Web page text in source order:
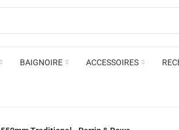
BAIGNOIRE ACCESSOIRES
Appliques murales